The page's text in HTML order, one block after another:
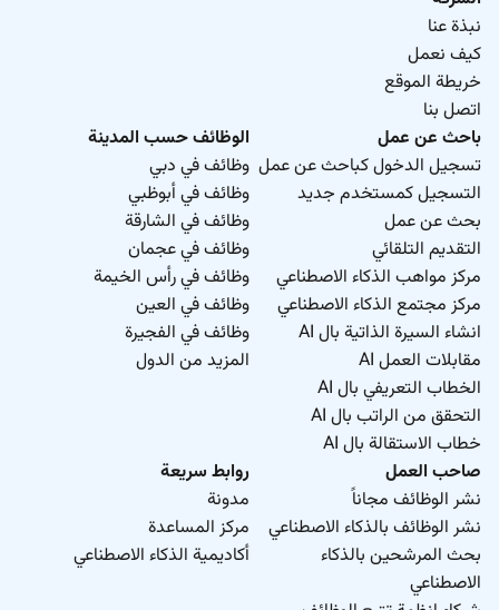
نبذة عنا
كيف نعمل
خريطة الموقع
اتصل بنا
باحث عن عمل
تسجيل الدخول كباحث عن عمل
التسجيل كمستخدم جديد
بحث عن عمل
التقديم التلقائي
مركز مواهب الذكاء الاصطناعي
مركز مجتمع الذكاء الاصطناعي
انشاء السيرة الذاتية بال AI
مقابلات العمل AI
الخطاب التعريفي بال AI
التحقق من الراتب بال AI
خطاب الاستقالة بال AI
الوظائف حسب المدينة
وظائف في دبي
وظائف في أبوظبي
وظائف في الشارقة
وظائف في عجمان
وظائف في رأس الخيمة
وظائف في العين
وظائف في الفجيرة
المزيد من الدول
صاحب العمل
نشر الوظائف مجاناً
نشر الوظائف بالذكاء الاصطناعي
بحث المرشحين بالذكاء
الاصطناعي
روابط سريعة
مدونة
مركز المساعدة
أكاديمية الذكاء الاصطناعي